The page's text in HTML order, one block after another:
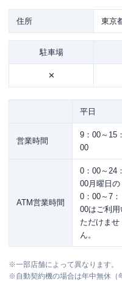
住所 東京
駐車場
✕
平日
営業時間
9：00～15：
00
ATM営業時間
0：00～24：
00月曜日の
0：00～7：
00はご利用
ただけませ
ん。
※一部店舗によって異なります。
※自動契約機の場合は年中無休（